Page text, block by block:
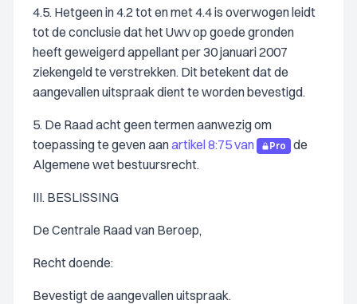
4.5. Hetgeen in 4.2 tot en met 4.4 is overwogen leidt
tot de conclusie dat het Uwv op goede gronden
heeft geweigerd appellant per 30 januari 2007
ziekengeld te verstrekken. Dit betekent dat de
aangevallen uitspraak dient te worden bevestigd.
5. De Raad acht geen termen aanwezig om
toepassing te geven aanartikel 8:75 van Pro
de
Algemene wet bestuursrecht.
III. BESLISSING
De Centrale Raad van Beroep,
Recht doende:
Bevestigt de aangevallen uitspraak.